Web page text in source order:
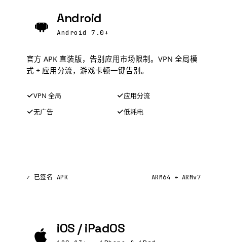
Android
Android 7.0+
官方 APK 直装版，告别应用市场限制。VPN 全局模
式 + 应用分流，游戏卡顿一键告别。
VPN 全局
应用分流
无广告
低耗电
✓ 已签名 APK ARM64 + ARMv7
iOS / iPadOS